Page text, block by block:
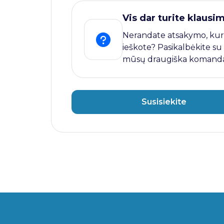
Vis dar turite
Nerandate atsakymo,
ieškote? Pasikalbėkite su
mūsų draugiška
Susisiekite